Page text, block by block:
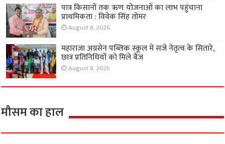
पात्र किसानों तक ऋण योजनाओं का लाभ पहुंचाना
प्राथमिकता : विवेक सिंह तोमर
August 8, 2026
महाराजा अग्रसेन पब्लिक स्कूल में सजे नेतृत्व के सितारे,
छात्र प्रतिनिधियों को मिले बैज
August 8, 2026
मौसम का हाल